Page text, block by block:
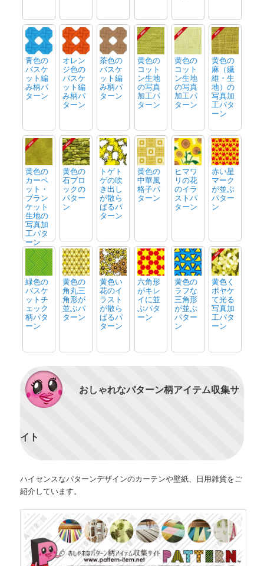
青色の
バスケ
ット編
み柄パ
ターン
オレン
ジ色の
バスケ
ット編
み柄パ
ターン
茶色の
バスケ
ット編
み柄パ
ターン
黄色の
コット
ン生地
の写真
加工パ
ターン
黄色の
コット
ン生地
の写真
加工パ
ターン
黄色の
麻（繊
維・生
地）の
写真加
工パタ
ーン
黄色の
カーペ
ット・
ブラン
ケット
生地の
写真加
工パタ
ーン
黄色の
石ブロ
ックの
パター
ン
トゲト
ゲの吹
き出し
が散ら
ばるパ
ターン
黄色の
中華風
格子パ
ターン
ヒマワ
リの花
のイラ
ストパ
ターン
赤い星
マーク
が並ぶ
パター
ン
緑色の
バスケ
ットチ
ェック
柄パタ
ーン
黄色の
角丸三
角形が
並ぶパ
ターン
黄色い
花のイ
ラスト
が散ら
ばるパ
ターン
六角形
がキレ
イに並
ぶパタ
ーン
黄色の
ラフな
三角形
が並ぶ
パター
ン
黄色く
ボヤケ
て光る
写真加
工パタ
ーン
おしゃれなパターン柄アイテム収集サ
イト
ハイセンスなパターンデザインのカーテンや壁紙、日用雑貨をご
紹介しています。